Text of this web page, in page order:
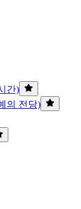
간)
의 전당)